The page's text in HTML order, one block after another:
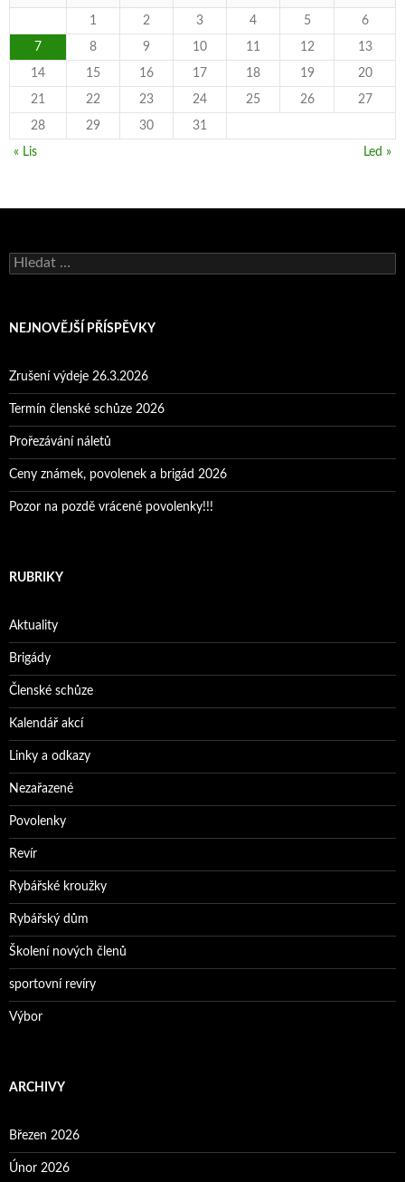
1 2 3 4 5 6
7 8 9 10 11 12 13
14 15 16 17 18 19 20
21 22 23 24 25 26 27
28 29 30 31
« Lis Led »
Vyhledávání
NEJNOVĚJŠÍ PŘÍSPĚVKY
Zrušení výdeje 26.3.2026
Termín členské schůze 2026
Prořezávání náletů
Ceny známek, povolenek a brigád 2026
Pozor na pozdě vrácené povolenky!!!
RUBRIKY
Aktuality
Brigády
Členské schůze
Kalendář akcí
Linky a odkazy
Nezařazené
Povolenky
Revír
Rybářské kroužky
Rybářský dům
Školení nových členů
sportovní revíry
Výbor
ARCHIVY
Březen 2026
Únor 2026